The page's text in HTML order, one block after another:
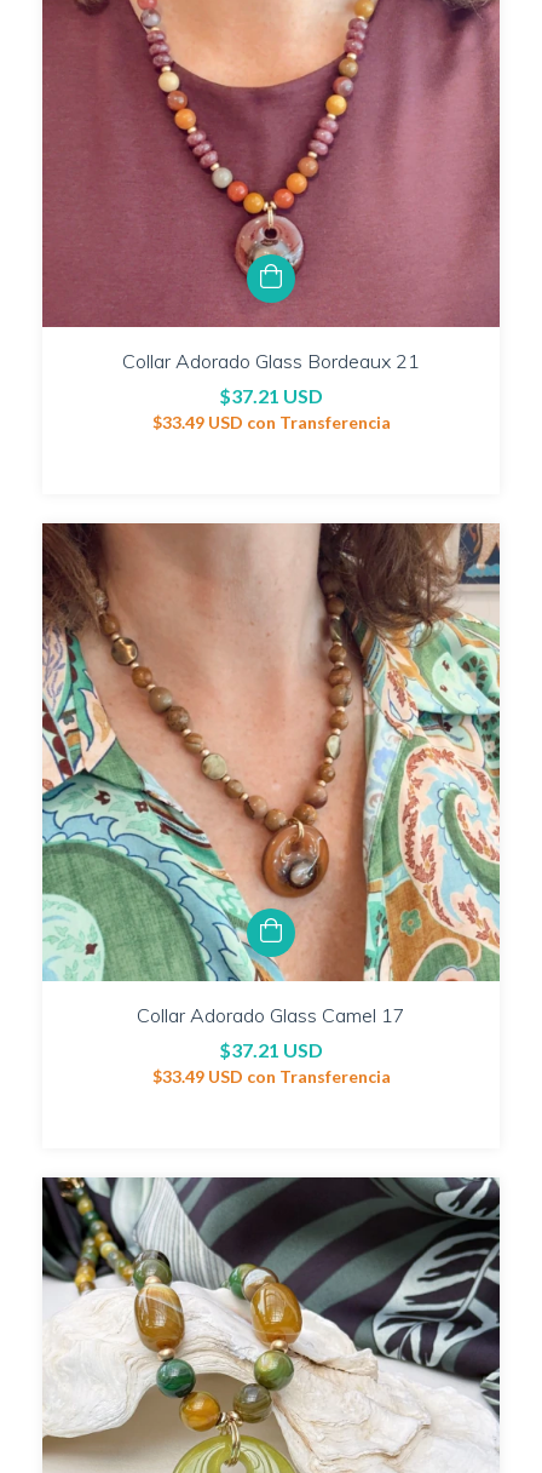
Collar Adorado Glass Bordeaux 21
$37.21 USD
$33.49 USD con Transferencia
Collar Adorado Glass Camel 17
$37.21 USD
$33.49 USD con Transferencia